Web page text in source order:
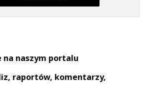
na naszym portalu
raportów, komentarzy,